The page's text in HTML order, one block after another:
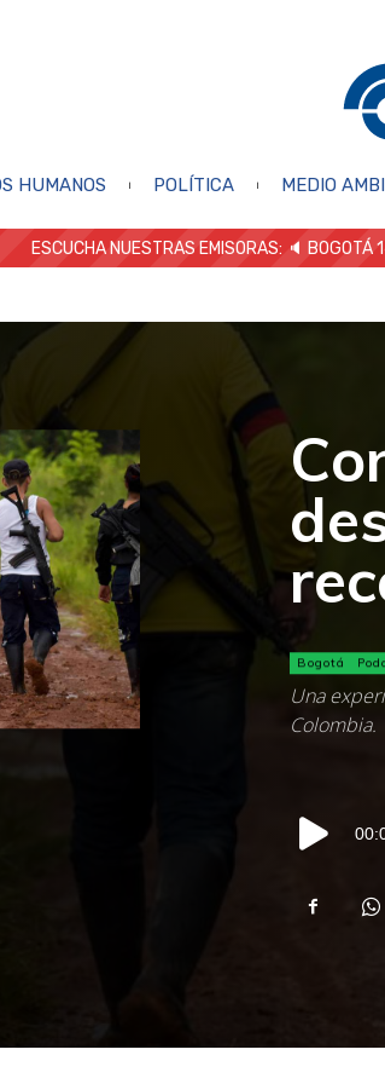
HUMANOS POLÍTICA MEDIO
ESCUCHA NUESTRAS EMISORAS: 🔈 BOGOTÁ
Bogotá
Una
Colombia.
de